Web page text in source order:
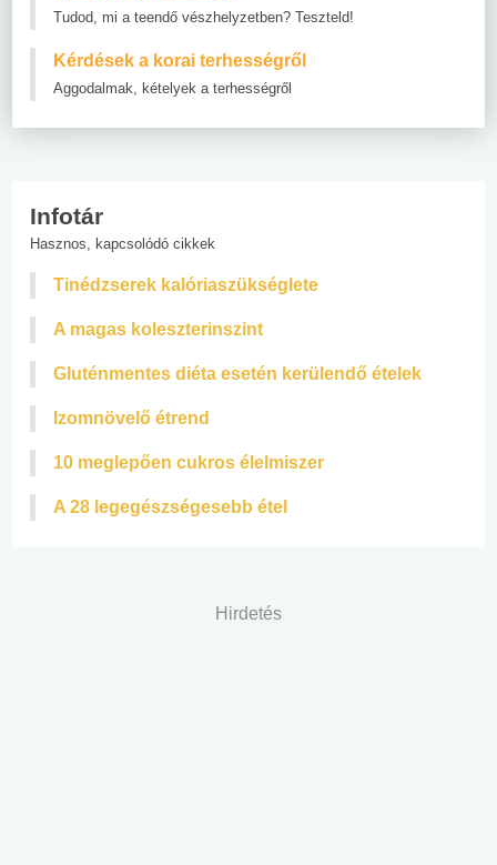
Tudod, mi a teendő vészhelyzetben? Teszteld!
Kérdések a korai terhességről
Aggodalmak, kételyek a terhességről
Infotár
Hasznos, kapcsolódó cikkek
Tinédzserek kalóriaszükséglete
A magas koleszterinszint
Gluténmentes diéta esetén kerülendő ételek
Izomnövelő étrend
10 meglepően cukros élelmiszer
A 28 legegészségesebb étel
Hirdetés